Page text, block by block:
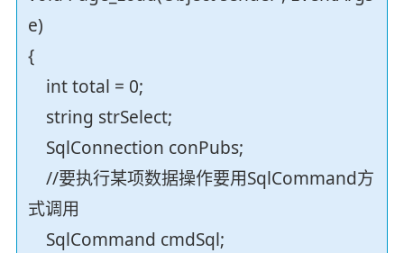
e)
{
int total = 0;
string strSelect;
SqlConnection conPubs;
//要执行某项数据操作要用SqlCommand方
式调用
SqlCommand cmdSql;